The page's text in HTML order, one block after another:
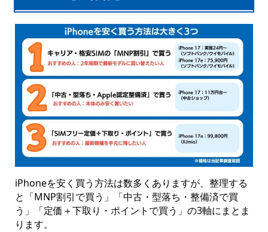
iPhoneを安く買う方法は数多くありますが、整理する
と「MNP割引で買う」「中古・型落ち・整備済で買
う」「定価＋下取り・ポイントで買う」の3軸にまとま
ります。